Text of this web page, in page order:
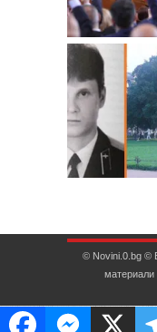
© Novini.0.bg ©
материали